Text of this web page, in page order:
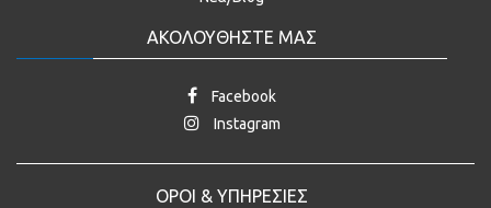
ΑΚΟΛΟΥΘΗΣΤΕ ΜΑΣ
Facebook
Instagram
ΟΡΟΙ & ΥΠΗΡΕΣΙΕΣ